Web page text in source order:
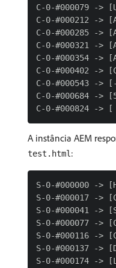
C-0-#000079 ->
C-0-#000212 -
C-0-#000285 ->
C-0-#000321 ->
C-0-#000354 ->
C-0-#000402 ->
C-0-#000543 -> [-
C-0-#000684 ->
A instância AEM
test.html :
S-0-#000000 ->
S-0-#000017 ->
S-0-#000041 ->
S-0-#000077 ->
S-0-#000116 ->
S-0-#000137 ->
S-0-#000174 ->